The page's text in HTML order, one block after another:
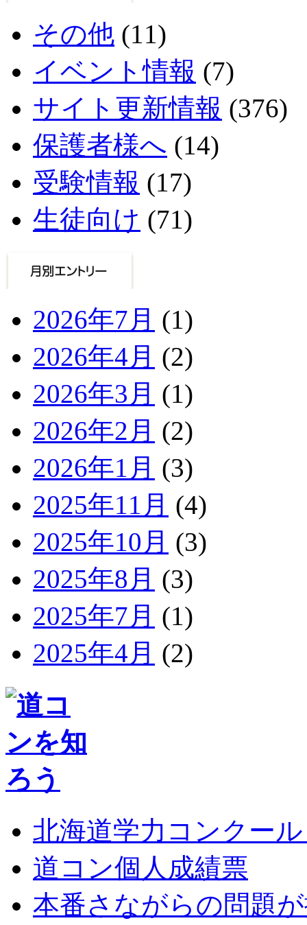
その他 (11)
イベント情報 (7)
サイト更新情報 (376)
保護者様へ (14)
受験情報 (17)
生徒向け (71)
2026年7月 (1)
2026年4月 (2)
2026年3月 (1)
2026年2月 (2)
2026年1月 (3)
2025年11月 (4)
2025年10月 (3)
2025年8月 (3)
2025年7月 (1)
2025年4月 (2)
北海道学力コンクー
道コン個人成績票
本番さながらの問題